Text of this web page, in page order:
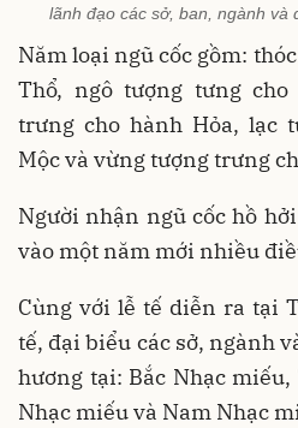
lãnh đạo các sở, ban, ngành và
Năm loại ngũ cốc gồm:
Thổ, ngô tượng tưng
trưng cho hành Hỏa, lạc
Mộc và vừng tượng trưng
Người nhận ngũ cốc hồ
vào một năm mới nhiều
Cùng với lễ tế diễn ra tại
tế, đại biểu các sở, ngành
hương tại: Bắc Nhạc
Nhạc miếu và Nam Nhạc